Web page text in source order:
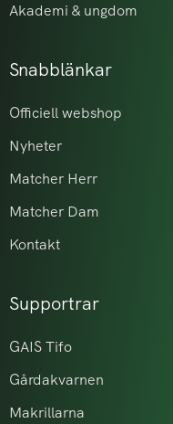
Akademi & ungdom
Snabblänkar
Officiell webshop
Nyheter
Matcher Herr
Matcher Dam
Kontakt
Supportrar
GAIS Tifo
Gårdakvarnen
Makrillarna